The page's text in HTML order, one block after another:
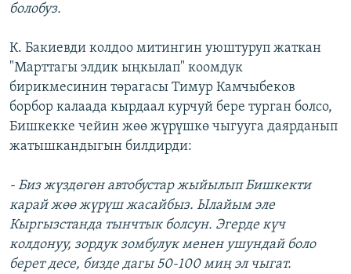
болобуз.
К. Бакиевди колдоо митингин уюштуруп жаткан
"Марттагы элдик ыңкылап" коомдук
бирикмесинин төрагасы Тимур Камчыбеков
борбор калаада кырдаал курчуй бере турган болсо,
Бишкекке чейин жөө жүрүшкө чыгууга даярданып
жатышкандыгын билдирди:
- Биз жүздөгөн автобустар жыйылып Бишкекти
карай жөө жүрүш жасайбыз. Ылайым эле
Кыргызстанда тынчтык болсун. Эгерде күч
колдонуу, зордук зомбулук менен ушундай боло
берет десе, бизде дагы 50-100 миң эл чыгат.